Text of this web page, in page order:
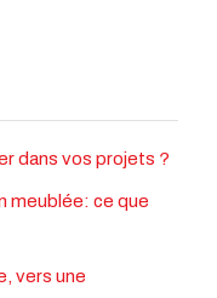
dans vos projets ?
meublée: ce que
vers une